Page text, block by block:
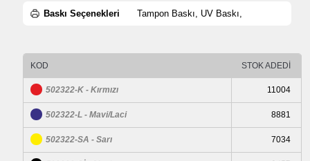
Baskı Seçenekleri Tampon Baskı, UV Baskı,
KOD STOK ADEDİ
502322-K - Kırmızı 11004
502322-L - Mavi/Laci 8881
502322-SA - Sarı 7034